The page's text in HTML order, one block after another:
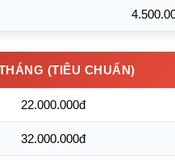
(TIÊU CHUẨN)
22.000.000đ
32.000.000đ